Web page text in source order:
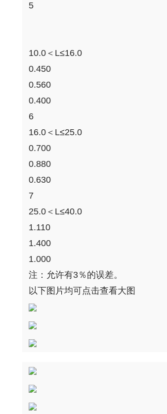
5
10.0＜L≤16.0
0.450
0.560
0.400
6
16.0＜L≤25.0
0.700
0.880
0.630
7
25.0＜L≤40.0
1.110
1.400
1.000
注：允许有3％的误差。
以下图片均可点击查看大图